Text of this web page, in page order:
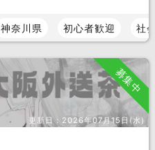
神奈川県 初心者歓迎 社
募集中
更新日： 2026年07月15日(水)